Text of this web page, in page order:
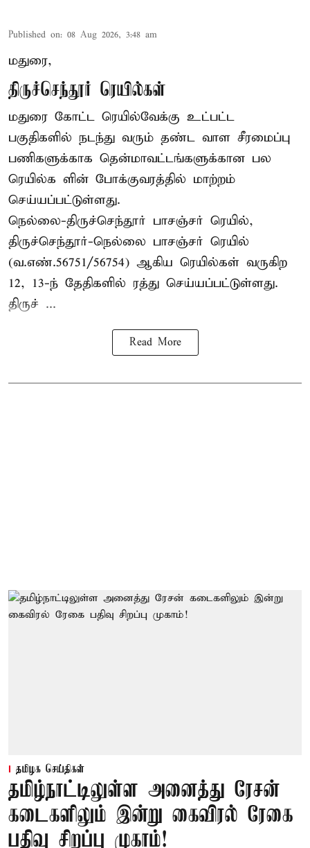
Published on: 08 Aug 2026, 3:48 am
மதுரை,
திருச்செந்தூர் ரெயில்கள்
மதுரை கோட்ட ரெயில்வேக்கு உட்பட்ட
பகுதிகளில் நடந்து வரும் தண்ட வாள சீரமைப்பு
பணிகளுக்காக தென்மாவட்டங்களுக்கான பல
ரெயில்க ளின் போக்குவரத்தில் மாற்றம்
செய்யப்பட்டுள்ளது.
நெல்லை-திருச்செந்தூர் பாசஞ்சர் ரெயில்,
திருச்செந்தூர்-நெல்லை பாசஞ்சர் ரெயில்
(வ.எண்.56751/56754) ஆகிய ரெயில்கள் வருகிற
12, 13-ந் தேதிகளில் ரத்து செய்யப்பட்டுள்ளது.
திருச் ...
Read More
தமிழக செய்திகள்
தமிழ்நாட்டிலுள்ள அனைத்து ரேசன்
கடைகளிலும் இன்று கைவிரல் ரேகை
பதிவு சிறப்பு முகாம்!